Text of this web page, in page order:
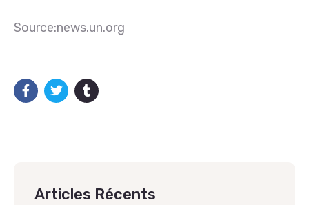
Source:news.un.org
Articles Récents